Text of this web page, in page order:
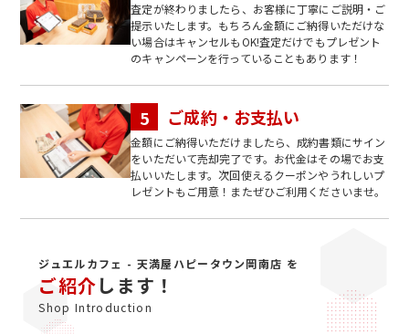
査定が終わりましたら、お客様に丁寧にご説明・ご
提示いたします。もちろん金額にご納得いただけな
い場合はキャンセルもOK!査定だけでもプレゼント
のキャンペーンを行っていることもあります！
ご成約・お支払い
金額にご納得いただけましたら、成約書類にサイン
をいただいて売却完了です。お代金はその場でお支
払いいたします。次回使えるクーポンやうれしいプ
レゼントもご用意！またぜひご利用くださいませ。
ジュエルカフェ - 天満屋ハピータウン岡南店 を
ご紹介します！
Shop Introduction